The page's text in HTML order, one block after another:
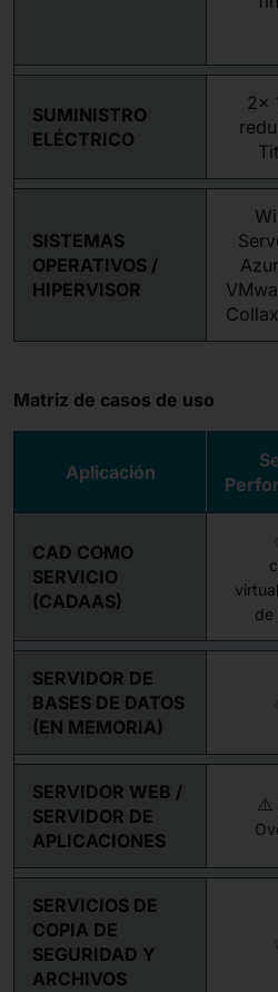
SUMINISTRO
ELÉCTRICO
2×
SISTEMAS
OPERATIVOS /
HIPERVISOR
Matriz de casos de uso
Aplicación
CAD COMO
SERVICIO
(CADAAS)
de
SERVIDOR DE
BASES DE DATOS
(EN MEMORIA)
SERVIDOR WEB /
SERVIDOR DE
APLICACIONES
⚠️
SERVICIOS DE
COPIA DE
SEGURIDAD Y
ARCHIVOS